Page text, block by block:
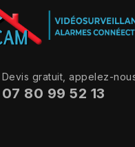
Devis gratuit, appelez-
07 80 99 52 13